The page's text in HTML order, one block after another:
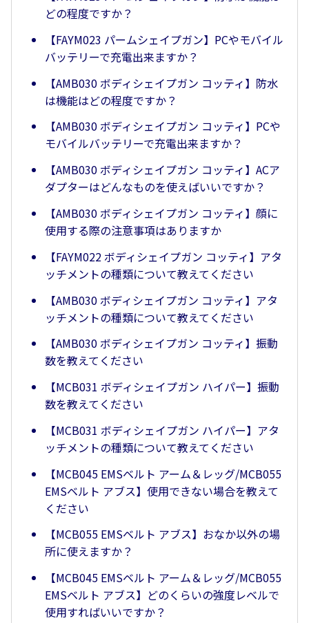
どの程度ですか？
【FAYM023 パームシェイプガン】PCやモバイル
バッテリーで充電出来ますか？
【AMB030 ボディシェイプガン コッティ】防水
は機能はどの程度ですか？
【AMB030 ボディシェイプガン コッティ】PCや
モバイルバッテリーで充電出来ますか？
【AMB030 ボディシェイプガン コッティ】ACア
ダプターはどんなものを使えばいいですか？
【AMB030 ボディシェイプガン コッティ】顔に
使用する際の注意事項はありますか
【FAYM022 ボディシェイプガン コッティ】アタ
ッチメントの種類について教えてください
【AMB030 ボディシェイプガン コッティ】アタ
ッチメントの種類について教えてください
【AMB030 ボディシェイプガン コッティ】振動
数を教えてください
【MCB031 ボディシェイプガン ハイパー】振動
数を教えてください
【MCB031 ボディシェイプガン ハイパー】アタ
ッチメントの種類について教えてください
【MCB045 EMSベルト アーム＆レッグ/MCB055
EMSベルト アブス】使用できない場合を教えて
ください
【MCB055 EMSベルト アブス】おなか以外の場
所に使えますか？
【MCB045 EMSベルト アーム＆レッグ/MCB055
EMSベルト アブス】どのくらいの強度レベルで
使用すればいいですか？